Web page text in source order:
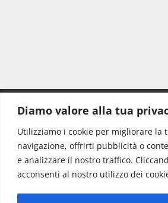
Diamo valore alla tua
Utilizziamo i cookie per migliorare la
navigazione, offrirti pubblicità o
e analizzare il nostro traffico.
acconsenti al nostro utilizzo dei
Redazione:
Direttore:
Info & Commerciale: